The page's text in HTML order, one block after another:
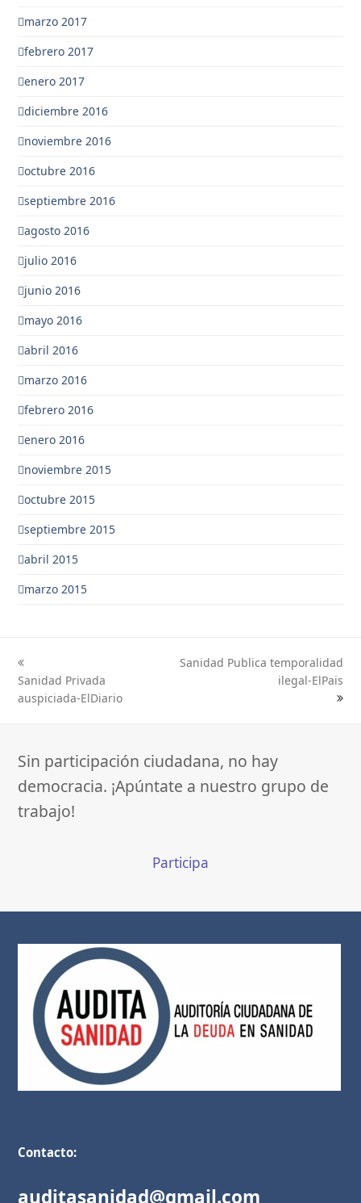
marzo 2017
febrero 2017
enero 2017
diciembre 2016
noviembre 2016
octubre 2016
septiembre 2016
agosto 2016
julio 2016
junio 2016
mayo 2016
abril 2016
marzo 2016
febrero 2016
enero 2016
noviembre 2015
octubre 2015
septiembre 2015
abril 2015
marzo 2015
previous
post:
Sanidad Privada
auspiciada-ElDiario
Sanidad Publica temporalidad
ilegal-ElPais
Sin participación ciudadana, no hay
democracia. ¡Apúntate a nuestro grupo de
trabajo!
Participa
Contacto:
auditasanidad@gmail.com